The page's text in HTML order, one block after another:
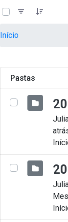
Pular para o
teste
Início
Pastas